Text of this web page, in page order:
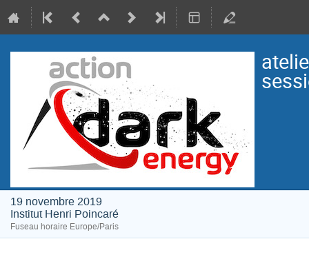
19 novembre 2019
Institut Henri Poincaré
Fuseau horaire Europe/Paris